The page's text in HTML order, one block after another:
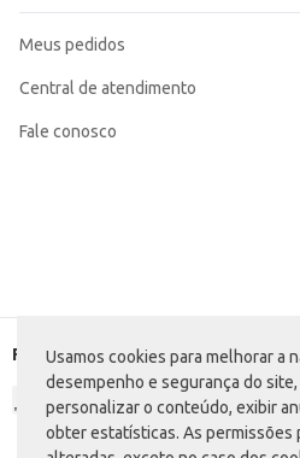
Usamos cookies para melhorar a
desempenho e segurança do site,
personalizar o conteúdo, exibir
obter estatísticas. As permissões
O Salgadinho Elma Chips Fandangos
Meus pedidos
Central de atendimento
Fale conosco
Formas de pagamento